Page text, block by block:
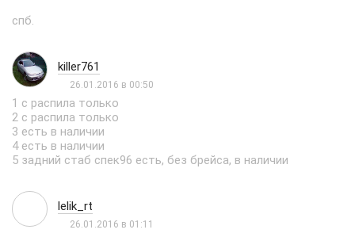
спб.
killer761
26.01.2016 в 00:50
1 с распила только
2 с распила только
3 есть в наличии
4 есть в наличии
5 задний стаб спек96 есть, без брейса, в наличии
lelik_rt
26.01.2016 в 01:11